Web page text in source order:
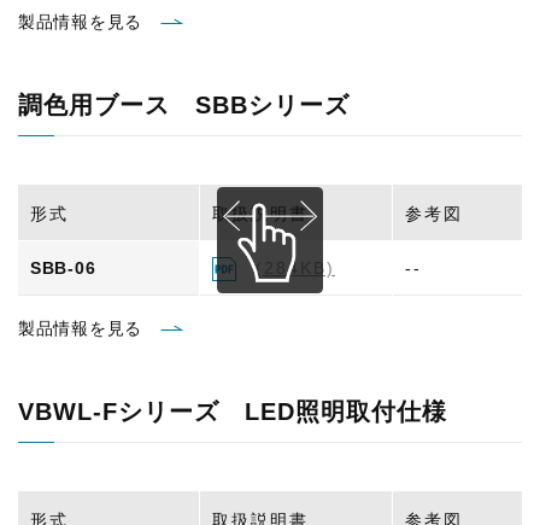
製品情報を見る
調色用ブース SBBシリーズ
形式 取扱説明書 参考図
SBB-06 (284KB) --
製品情報を見る
VBWL-Fシリーズ LED照明取付仕様
形式 取扱説明書 参考図